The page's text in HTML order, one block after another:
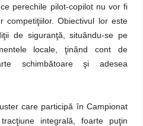
perechile pilot-copilot nu vor fi
competiţiilor. Obiectivul lor este
de siguranţă, situându-se pe
locale, ţinând cont de
schimbătoare şi adesea
care participă în Campionat
integrală, foarte puţin